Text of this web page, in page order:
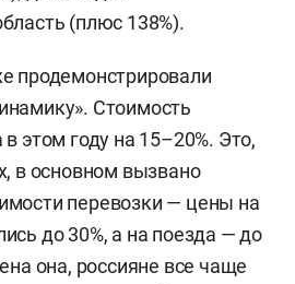
(плюс 138%).
продемонстрировали
Стоимость
этом году на 15–20%. Это,
в основном вызвано
перевозки — цены на
до 30%, а на поезда — до
она, россияне все чаще